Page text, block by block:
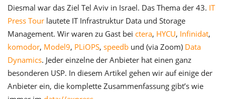
Diesmal war das Ziel Tel Aviv in Israel. Das Thema der 43. IT
Press Tour lautete IT Infrastruktur Data und Storage
Management. Wir waren zu Gast bei ctera, HYCU, Infinidat,
komodor, Model9, PLiOPS, speedb und (via Zoom) Data
Dynamics. Jeder einzelne der Anbieter hat einen ganz
besonderen USP. In diesem Artikel gehen wir auf einige der
Anbieter ein, die komplette Zusammenfassung gibt’s wie